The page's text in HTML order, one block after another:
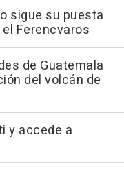
sigue su puesta
Ferencvaros
de Guatemala
del volcán de
y accede a